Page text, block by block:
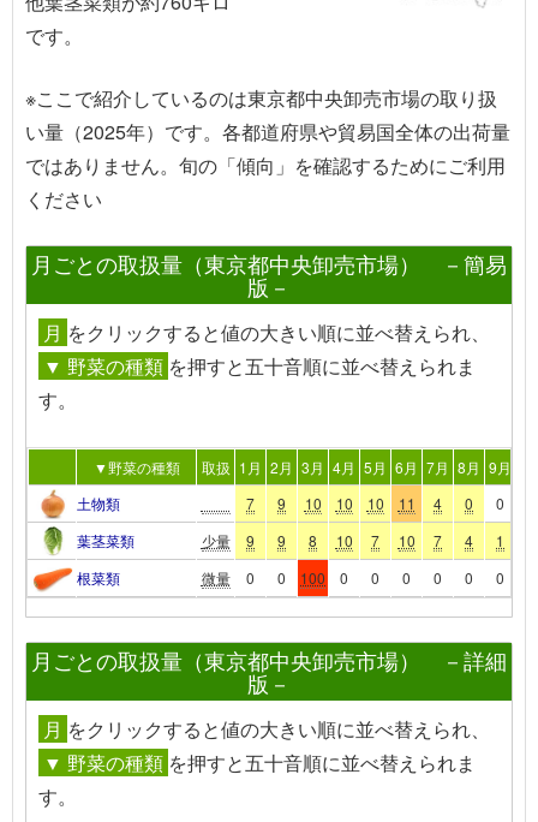
です。
※ここで紹介しているのは東京都中央卸売市場の取り扱
い量（2025年）です。各都道府県や貿易国全体の出荷量
ではありません。旬の「傾向」を確認するためにご利用
ください
月ごとの取扱量（東京都中央卸売市場） －簡易
版－
月 をクリックすると値の大きい順に並べ替えられ、
▼ 野菜の種類 を押すと五十音順に並べ替えられま
す。
▼野菜の種類 取扱 1月 2月 3月 4月 5月 6月 7月 8月 9月
土物類
7 9 10 10 10 11 4 0 0
葉茎菜類
少量 9 9 8 10 7 10 7 4 1
根菜類
微量 0 0 100 0 0 0 0 0 0
月ごとの取扱量（東京都中央卸売市場） －詳細
版－
月 をクリックすると値の大きい順に並べ替えられ、
▼ 野菜の種類 を押すと五十音順に並べ替えられま
す。